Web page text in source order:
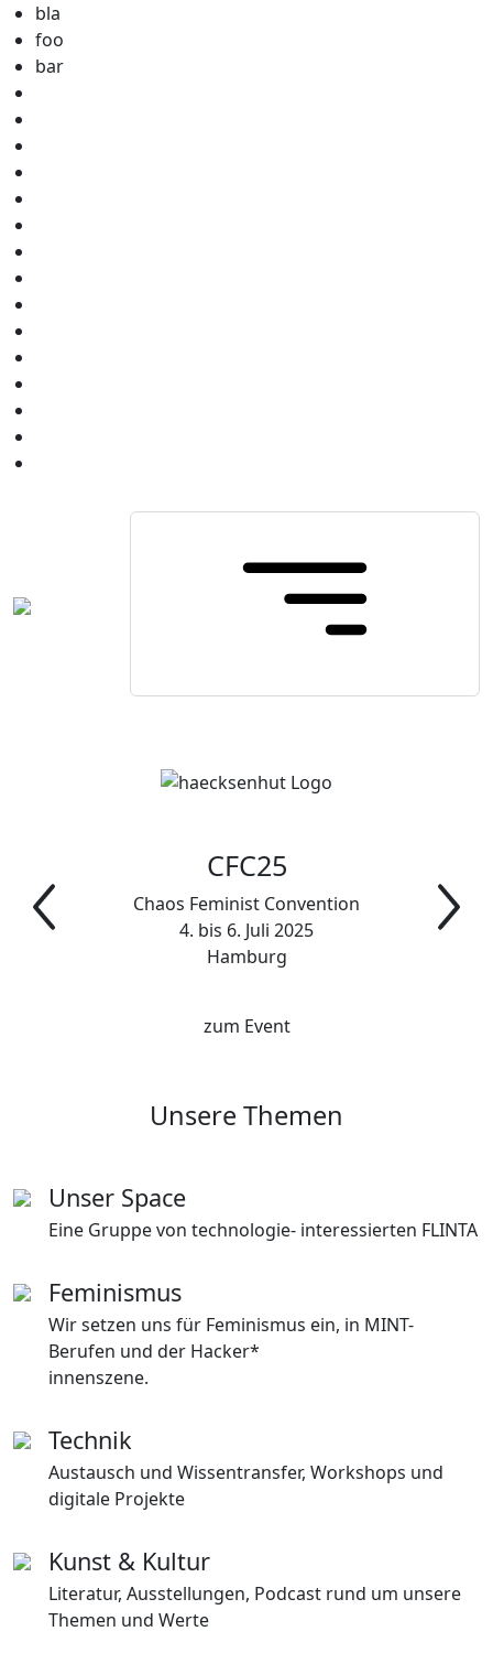
bla
foo
bar
CFC25
Chaos Feminist Convention
4. bis 6. Juli 2025
Hamburg
zum Event
Unsere Themen
Unser Space
Eine Gruppe von technologie- interessierten FLINTA
Feminismus
Wir setzen uns für Feminismus ein, in MINT-
Berufen und der Hacker*
innenszene.
Technik
Austausch und Wissentransfer, Workshops und
digitale Projekte
Kunst & Kultur
Literatur, Ausstellungen, Podcast rund um unsere
Themen und Werte